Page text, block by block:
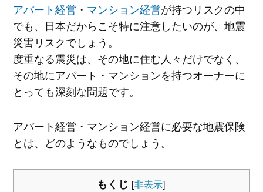
アパート経営 ・ マンション経営が持つリスクの中
でも、日本だからこそ特に注意したいのが、地震
災害リスクでしょう。
度重なる震災は、その地に住む人々だけでなく、
その地にアパート・マンションを持つオーナーに
とっても深刻な問題です。
アパート経営・マンション経営に必要な地震保険
とは、どのようなものでしょう。
もくじ [非表示]